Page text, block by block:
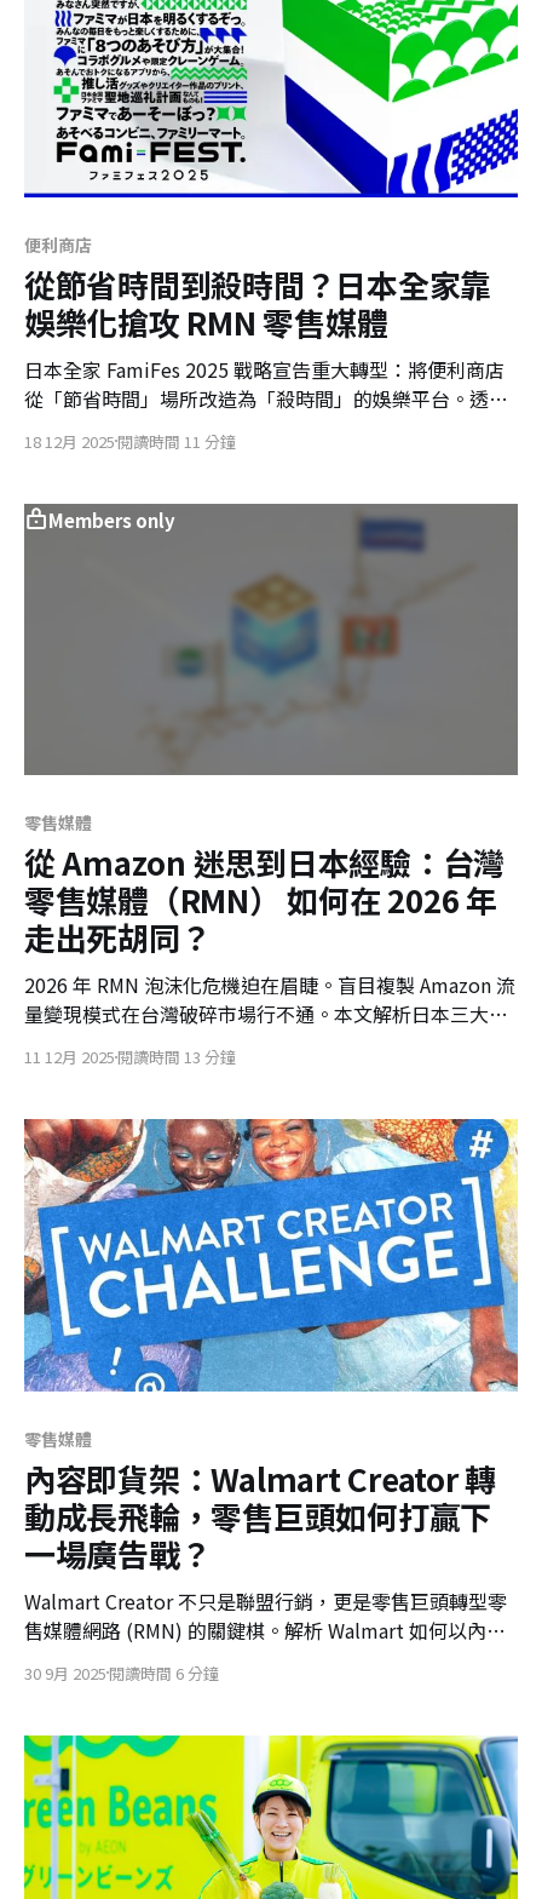
便利商店
從節省時間到殺時間？日本全家靠
娛樂化搶攻 RMN 零售媒體
日本全家 FamiFes 2025 戰略宣告重大轉型：將便利商店
從「節省時間」場所改造為「殺時間」的娛樂平台。透過
IP 與夾娃娃機延長滯留時間，全家試圖將人流轉化為高毛
利的零售媒體（RMN）收益，但這場豪賭也面臨坪效與缺
18 12月 2025 閱讀時間 11 分鐘
Members only
零售媒體
從 Amazon 迷思到日本經驗：台灣
零售媒體（RMN） 如何在 2026 年
走出死胡同？
2026 年 RMN 泡沫化危機迫在眉睫。盲目複製 Amazon 流
量變現模式在台灣破碎市場行不通。本文解析日本三大超
商（全家、7-11、Lawson）的突圍策略，並提出以「AI
預測」與「實體逆襲」取代收過路費的生存之道。
11 12月 2025 閱讀時間 13 分鐘
零售媒體
內容即貨架：Walmart Creator 轉
動成長飛輪，零售巨頭如何打贏下
一場廣告戰？
Walmart Creator 不只是聯盟行銷，更是零售巨頭轉型零
售媒體網路 (RMN) 的關鍵棋。解析 Walmart 如何以內容
飛輪，贏得 Alpha 世代信任，顛覆新零售戰局。
30 9月 2025 閱讀時間 6 分鐘